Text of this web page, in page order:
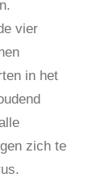
vier
in het
zich te